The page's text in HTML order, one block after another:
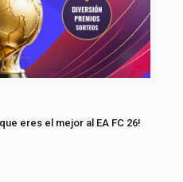
eres el mejor al EA FC 26!